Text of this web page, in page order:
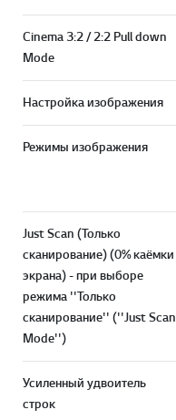
Cinema 3:2 / 2:2 Pull down
Mode
Настройка изображения
Режимы изображения
Just Scan (Только
сканирование) (0% каёмки
экрана) - при выборе
режима ''Только
сканирование'' (''Just Scan
Mode'')
Усиленный удвоитель
строк